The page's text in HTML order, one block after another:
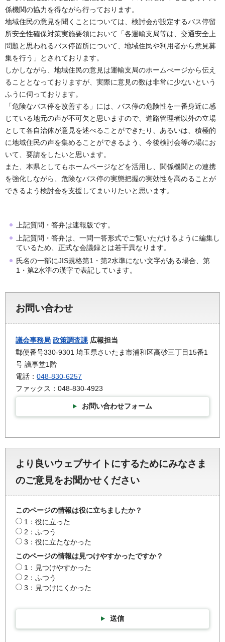
係機関の協力を得ながら行っております。
地域住民の意見を聞くことについては、検討会が設定するバス停留
所安全性確保対策実施要領において「各運輸支局等は、交通安全上
問題と思われるバス停留所について、地域住民や利用者から意見募
集を行う」とされております。
しかしながら、地域住民の意見は運輸支局のホームぺージから伝え
ることとなっておりますが、実際に意見の数は非常に少ないという
ふうに伺っております。
「危険なバス停を改善する」には、バス停の危険性を一番身近に感
じている地元の声が不可欠と思いますので、道路管理者以外の立場
として各自治体が意見を述べることができたり、あるいは、積極的
に地域住民の声を集めることができるよう、今後検討会等の場にお
いて、要請をしたいと思います。
また、本県としてもホームページなどを活用し、関係機関との連携
を強化しながら、危険なバス停の実態把握の実効性を高めることが
できるよう検討会を支援してまいりたいと思います。
上記質問・答弁は速報版です。
上記質問・答弁は、一問一答形式でご覧いただけるように編集し
ているため、正式な会議録とは若干異なります。
氏名の一部にJIS規格第1・第2水準にない文字がある場合、第
1・第2水準の漢字で表記しています。
お問い合わせ
議会事務局 政策調査課 広報担当
郵便番号330-9301 埼玉県さいたま市浦和区高砂三丁目15番1
号 議事堂1階
電話： 048-830-6257
ファックス：048-830-4923
お問い合わせフォーム
より良いウェブサイトにするためにみなさま
のご意見をお聞かせください
このページの情報は役に立ちましたか？
1：役に立った
2：ふつう
3：役に立たなかった
このページの情報は見つけやすかったですか？
1：見つけやすかった
2：ふつう
3：見つけにくかった
送信